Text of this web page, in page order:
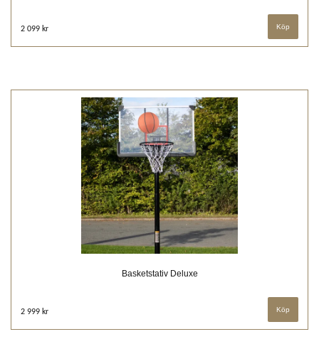
2 099 kr
Basketstativ Deluxe
2 999 kr